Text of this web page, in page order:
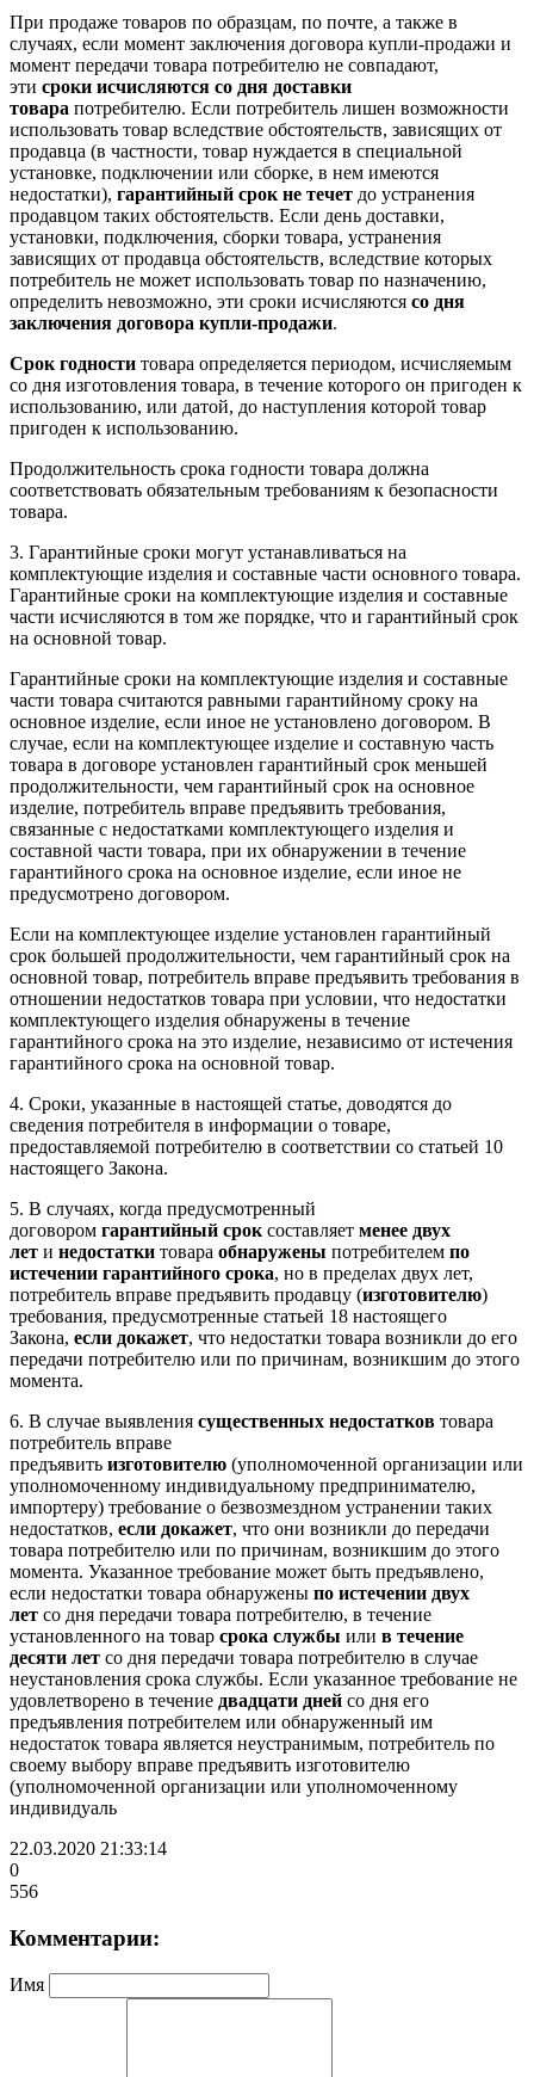
При продаже товаров по образцам, по почте, а также в
случаях, если момент заключения договора купли-продажи и
момент передачи товара потребителю не совпадают,
эти сроки исчисляются со дня доставки
товара потребителю. Если потребитель лишен возможности
использовать товар вследствие обстоятельств, зависящих от
продавца (в частности, товар нуждается в специальной
установке, подключении или сборке, в нем имеются
недостатки), гарантийный срок не течет до устранения
продавцом таких обстоятельств. Если день доставки,
установки, подключения, сборки товара, устранения
зависящих от продавца обстоятельств, вследствие которых
потребитель не может использовать товар по назначению,
определить невозможно, эти сроки исчисляются со дня
заключения договора купли-продажи.
Срок годности товара определяется периодом, исчисляемым
со дня изготовления товара, в течение которого он пригоден к
использованию, или датой, до наступления которой товар
пригоден к использованию.
Продолжительность срока годности товара должна
соответствовать обязательным требованиям к безопасности
товара.
3. Гарантийные сроки могут устанавливаться на
комплектующие изделия и составные части основного товара.
Гарантийные сроки на комплектующие изделия и составные
части исчисляются в том же порядке, что и гарантийный срок
на основной товар.
Гарантийные сроки на комплектующие изделия и составные
части товара считаются равными гарантийному сроку на
основное изделие, если иное не установлено договором. В
случае, если на комплектующее изделие и составную часть
товара в договоре установлен гарантийный срок меньшей
продолжительности, чем гарантийный срок на основное
изделие, потребитель вправе предъявить требования,
связанные с недостатками комплектующего изделия и
составной части товара, при их обнаружении в течение
гарантийного срока на основное изделие, если иное не
предусмотрено договором.
Если на комплектующее изделие установлен гарантийный
срок большей продолжительности, чем гарантийный срок на
основной товар, потребитель вправе предъявить требования в
отношении недостатков товара при условии, что недостатки
комплектующего изделия обнаружены в течение
гарантийного срока на это изделие, независимо от истечения
гарантийного срока на основной товар.
4. Сроки, указанные в настоящей статье, доводятся до
сведения потребителя в информации о товаре,
предоставляемой потребителю в соответствии со статьей 10
настоящего Закона.
5. В случаях, когда предусмотренный
договором гарантийный срок составляет менее двух
лет и недостатки товара обнаружены потребителем по
истечении гарантийного срока, но в пределах двух лет,
потребитель вправе предъявить продавцу (изготовителю)
требования, предусмотренные статьей 18 настоящего
Закона, если докажет, что недостатки товара возникли до его
передачи потребителю или по причинам, возникшим до этого
момента.
6. В случае выявления существенных недостатков товара
потребитель вправе
предъявить изготовителю (уполномоченной организации или
уполномоченному индивидуальному предпринимателю,
импортеру) требование о безвозмездном устранении таких
недостатков, если докажет, что они возникли до передачи
товара потребителю или по причинам, возникшим до этого
момента. Указанное требование может быть предъявлено,
если недостатки товара обнаружены по истечении двух
лет со дня передачи товара потребителю, в течение
установленного на товар срока службы или в течение
десяти лет со дня передачи товара потребителю в случае
неустановления срока службы. Если указанное требование не
удовлетворено в течение двадцати дней со дня его
предъявления потребителем или обнаруженный им
недостаток товара является неустранимым, потребитель по
своему выбору вправе предъявить изготовителю
(уполномоченной организации или уполномоченному
индивидуаль
22.03.2020 21:33:14
0
556
Комментарии:
Имя